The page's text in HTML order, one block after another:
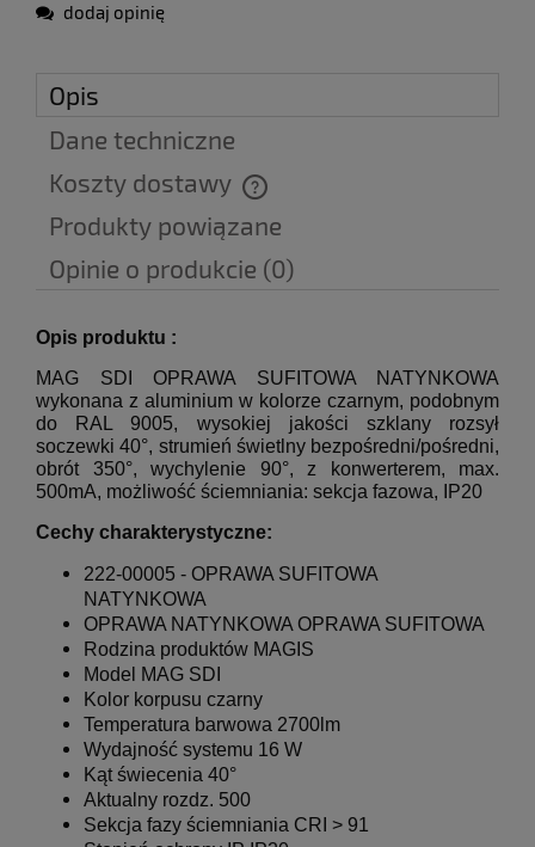
dodaj opinię
Opis
Dane techniczne
Koszty dostawy
Cena nie zawiera ewentualnych kosztów płatności
Produkty powiązane
Opinie o produkcie (0)
Opis produktu :
MAG SDI OPRAWA SUFITOWA NATYNKOWA
wykonana z aluminium w kolorze czarnym, podobnym
do RAL 9005, wysokiej jakości szklany rozsył
soczewki 40°, strumień świetlny bezpośredni/pośredni,
obrót 350°, wychylenie 90°, z konwerterem, max.
500mA, możliwość ściemniania: sekcja fazowa, IP20
Cechy charakterystyczne:
222-00005 - OPRAWA SUFITOWA
NATYNKOWA
OPRAWA NATYNKOWA OPRAWA SUFITOWA
Rodzina produktów MAGIS
Model MAG SDI
Kolor korpusu czarny
Temperatura barwowa 2700lm
Wydajność systemu 16 W
Kąt świecenia 40°
Aktualny rozdz. 500
Sekcja fazy ściemniania CRI > 91